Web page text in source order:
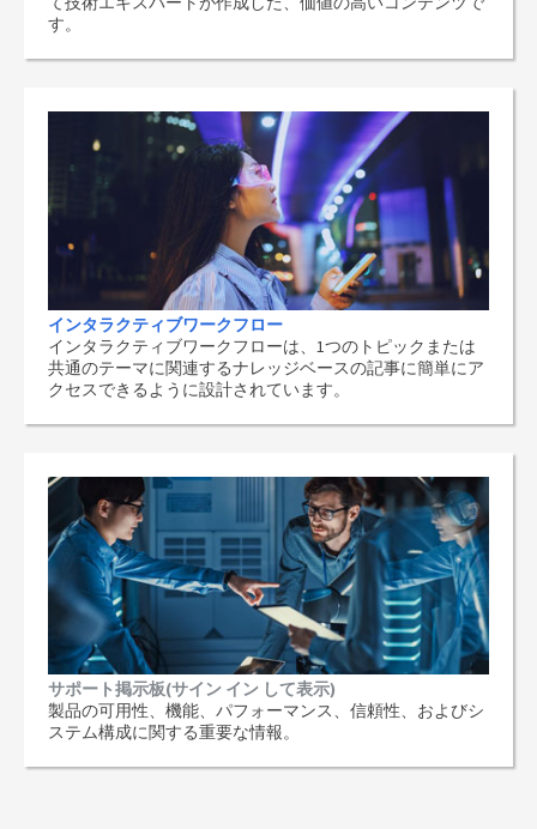
す。
インタラクティブワークフロー
インタラクティブワークフローは、1つのトピックまたは
共通のテーマに関連するナレッジベースの記事に簡単にア
クセスできるように設計されています。
サポート掲示板(サイン イン して表示)
製品の可用性、機能、パフォーマンス、信頼性、およびシ
ステム構成に関する重要な情報。